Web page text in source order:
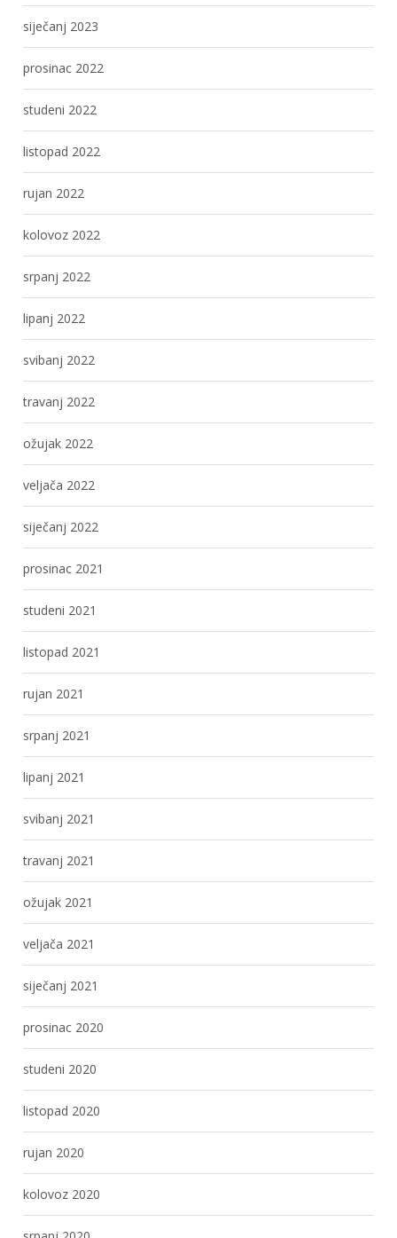
siječanj 2023
prosinac 2022
studeni 2022
listopad 2022
rujan 2022
kolovoz 2022
srpanj 2022
lipanj 2022
svibanj 2022
travanj 2022
ožujak 2022
veljača 2022
siječanj 2022
prosinac 2021
studeni 2021
listopad 2021
rujan 2021
srpanj 2021
lipanj 2021
svibanj 2021
travanj 2021
ožujak 2021
veljača 2021
siječanj 2021
prosinac 2020
studeni 2020
listopad 2020
rujan 2020
kolovoz 2020